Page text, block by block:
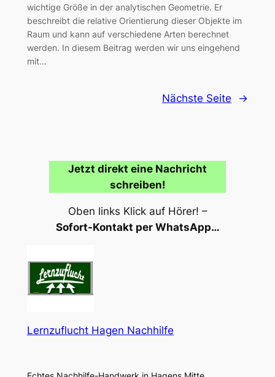
wichtige Größe in der analytischen Geometrie. Er
beschreibt die relative Orientierung dieser Objekte im
Raum und kann auf verschiedene Arten berechnet
werden. In diesem Beitrag werden wir uns eingehend
mit…
Nächste Seite →
Jetzt direkt eine Nachricht
schreiben!
Oben links Klick auf Hörer! –
Sofort-Kontakt per WhatsApp…
Lernzuflucht Hagen Nachhilfe